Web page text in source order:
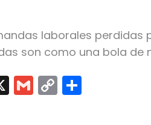
laborales perdidas
son como una bola de
X Gmail
Copy
Link